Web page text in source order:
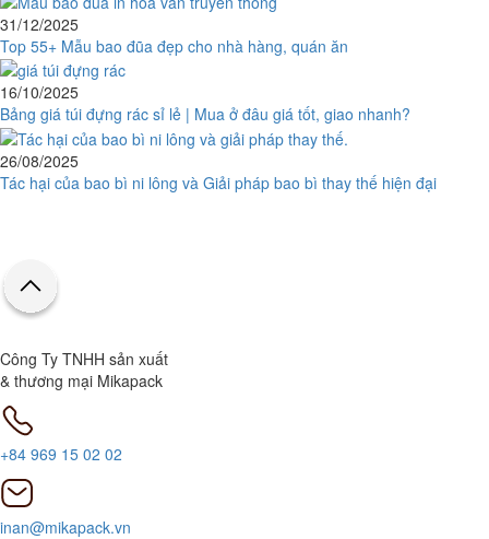
31/12/2025
Top 55+ Mẫu bao đũa đẹp cho nhà hàng, quán ăn
16/10/2025
Bảng giá túi đựng rác sỉ lẻ | Mua ở đâu giá tốt, giao nhanh?
26/08/2025
Tác hại của bao bì ni lông và Giải pháp bao bì thay thế hiện đại
Công Ty TNHH sản xuất
& thương mại Mikapack
+84 969 15 02 02
inan@mikapack.vn